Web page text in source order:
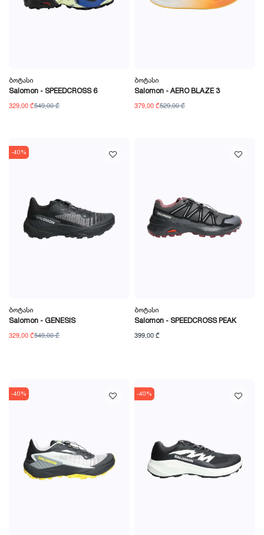
Ბოტასი
Salomon - SPEEDCROSS 6
329,00 ₾549,00 ₾
Ბოტასი
Salomon - AERO BLAZE 3
379,00 ₾529,00 ₾
-40%
Ბოტასი
Salomon - GENESIS
329,00 ₾549,00 ₾
Ბოტასი
Salomon - SPEEDCROSS PEAK
399,00 ₾
-40% -40%